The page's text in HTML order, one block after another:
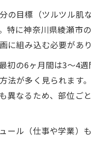
の目標（ツルツル肌
に神奈川県綾瀬市
組み込む必要があり
初の6ヶ月間は3〜4
法が多く見られます
異なるため、部位ご
ール（仕事や学業）